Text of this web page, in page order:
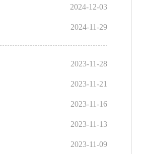
2024-12-03
2024-11-29
2023-11-28
2023-11-21
2023-11-16
2023-11-13
2023-11-09